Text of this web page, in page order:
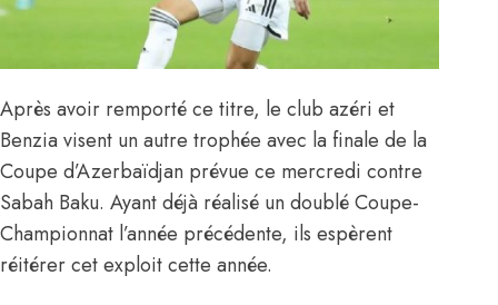
Après avoir remporté ce titre, le club azéri et
Benzia visent un autre trophée avec la finale de la
Coupe d’Azerbaïdjan prévue ce mercredi contre
Sabah Baku. Ayant déjà réalisé un doublé Coupe-
Championnat l’année précédente, ils espèrent
réitérer cet exploit cette année.